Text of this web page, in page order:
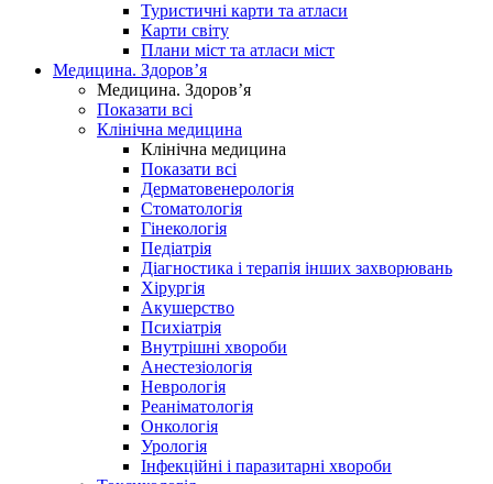
Туристичні карти та атласи
Карти світу
Плани міст та атласи міст
Медицина. Здоров’я
Медицина. Здоров’я
Показати всі
Клінічна медицина
Клінічна медицина
Показати всі
Дерматовенерологія
Стоматологія
Гінекологія
Педіатрія
Діагностика і терапія інших захворювань
Хірургія
Акушерство
Психіатрія
Внутрішні хвороби
Анестезіологія
Неврологія
Реаніматологія
Онкологія
Урологія
Інфекційні і паразитарні хвороби